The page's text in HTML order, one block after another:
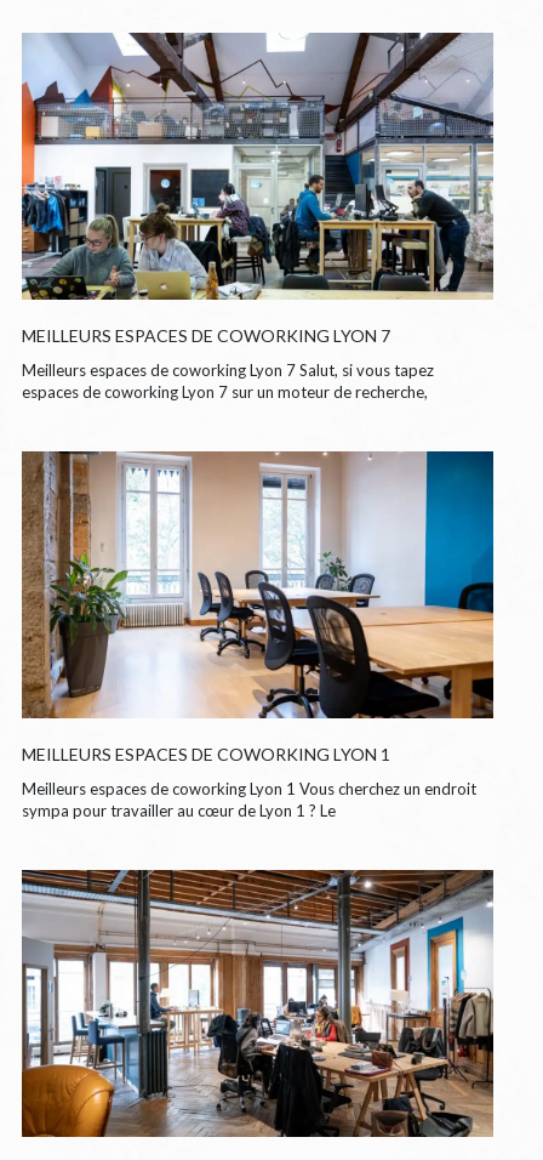
MEILLEURS ESPACES DE COWORKING LYON 7
Meilleurs espaces de coworking Lyon 7 Salut, si vous tapez
espaces de coworking Lyon 7 sur un moteur de recherche,
MEILLEURS ESPACES DE COWORKING LYON 1
Meilleurs espaces de coworking Lyon 1 Vous cherchez un endroit
sympa pour travailler au cœur de Lyon 1 ? Le